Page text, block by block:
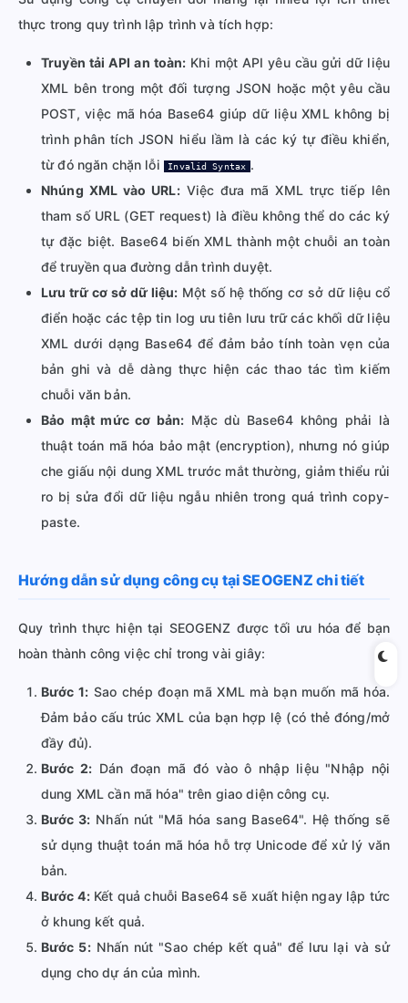
thực trong quy trình lập trình và tích hợp:
Truyền tải API an toàn: Khi một API yêu cầu gửi dữ liệu
XML bên trong một đối tượng JSON hoặc một yêu cầu
POST, việc mã hóa Base64 giúp dữ liệu XML không bị
trình phân tích JSON hiểu lầm là các ký tự điều khiển,
từ đó ngăn chặn lỗi
Invalid Syntax .
Nhúng XML vào URL:Việc đưa mã XML trực tiếp lên
tham số URL (GET request) là điều không thể do các ký
tự đặc biệt. Base64 biến XML thành một chuỗi an toàn
để truyền qua đường dẫn trình duyệt.
Lưu trữ cơ sở dữ liệu: Một số hệ thống cơ sở dữ liệu cổ
điển hoặc các tệp tin log ưu tiên lưu trữ các khối dữ liệu
XML dưới dạng Base64 để đảm bảo tính toàn vẹn của
bản ghi và dễ dàng thực hiện các thao tác tìm kiếm
chuỗi văn bản.
Bảo mật mức cơ bản: Mặc dù Base64 không phải là
thuật toán mã hóa bảo mật (encryption), nhưng nó giúp
che giấu nội dung XML trước mắt thường, giảm thiểu rủi
ro bị sửa đổi dữ liệu ngẫu nhiên trong quá trình copy-
paste.
Hướng dẫn sử dụng công cụ tại SEOGENZ chi tiết
Quy trình thực hiện tại SEOGENZ được tối ưu hóa để bạn
hoàn thành công việc chỉ trong vài giây:
Bước 1: Sao chép đoạn mã XML mà bạn muốn mã hóa.
Đảm bảo cấu trúc XML của bạn hợp lệ (có thẻ đóng/mở
đầy đủ).
Bước 2: Dán đoạn mã đó vào ô nhập liệu "Nhập nội
dung XML cần mã hóa" trên giao diện công cụ.
Bước 3: Nhấn nút "Mã hóa sang Base64". Hệ thống sẽ
sử dụng thuật toán mã hóa hỗ trợ Unicode để xử lý văn
bản.
Bước 4: Kết quả chuỗi Base64 sẽ xuất hiện ngay lập tức
ở khung kết quả.
Bước 5:Nhấn nút "Sao chép kết quả" để lưu lại và sử
dụng cho dự án của mình.